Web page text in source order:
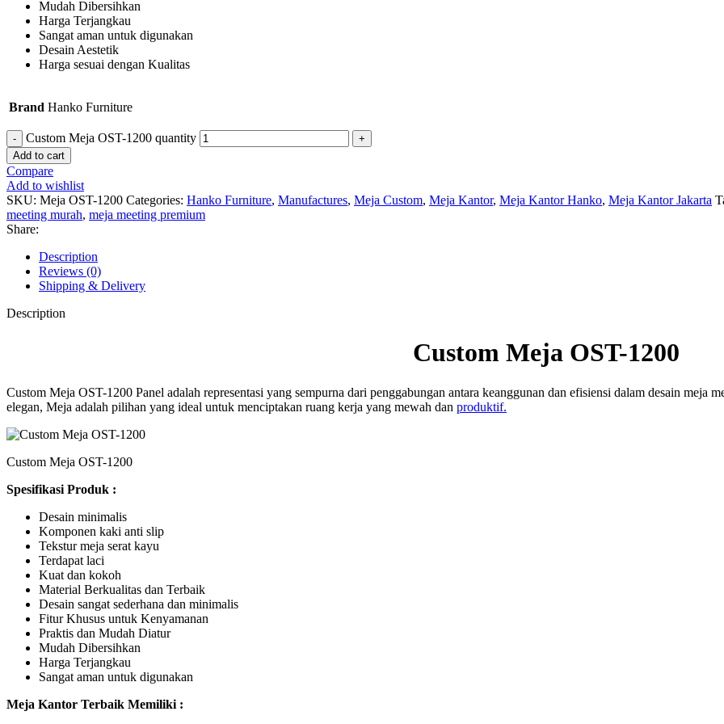
Mudah Dibersihkan
Harga Terjangkau
Sangat aman untuk digunakan
Desain Aestetik
Harga sesuai dengan Kualitas
Brand Hanko Furniture
Custom Meja OST-1200 quantity
Add to cart
Compare
Add to wishlist
SKU: Meja OST-1200 Categories: Hanko Furniture, Manufactures, Meja Custom, Meja Kantor, Meja Kantor Hanko, Meja Kantor Jakarta
meeting murah, meja meeting premium
Share:
Description
Reviews (0)
Shipping & Delivery
Description
Custom Meja OST-1200
Custom Meja OST-1200 Panel adalah representasi yang sempurna dari penggabungan antara keanggunan dan efisiensi dalam desain meja
elegan, Meja adalah pilihan yang ideal untuk menciptakan ruang kerja yang mewah dan produktif.
Custom Meja OST-1200
Spesifikasi Produk :
Desain minimalis
Komponen kaki anti slip
Tekstur meja serat kayu
Terdapat laci
Kuat dan kokoh
Material Berkualitas dan Terbaik
Desain sangat sederhana dan minimalis
Fitur Khusus untuk Kenyamanan
Praktis dan Mudah Diatur
Mudah Dibersihkan
Harga Terjangkau
Sangat aman untuk digunakan
Meja Kantor Terbaik Memiliki :